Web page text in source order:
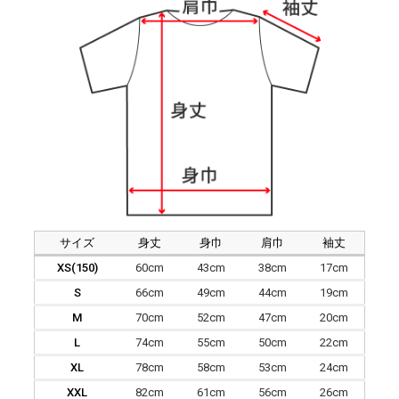
サイズ 身丈 身巾 肩巾
袖丈
XS(150)
60cm 43cm 38cm
17cm
S
66cm 49cm 44cm
19cm
M
70cm 52cm 47cm
20cm
L
74cm 55cm 50cm
22cm
XL
78cm 58cm 53cm
24cm
XXL
82cm 61cm 56cm 26cm